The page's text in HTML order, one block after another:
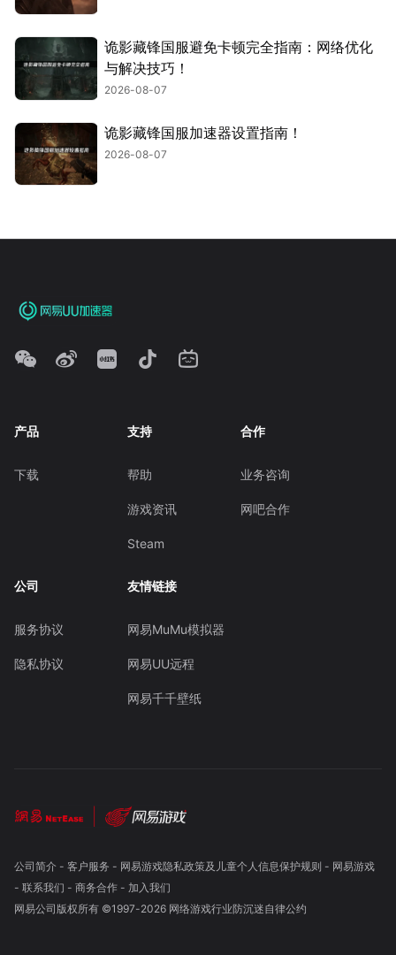
诡影藏锋国服避免卡顿完全指南：网络优化
与解决技巧！
2026-08-07
诡影藏锋国服加速器设置指南！
2026-08-07
产品
下载
支持
帮助
游戏资讯
Steam
合作
业务咨询
网吧合作
公司
服务协议
隐私协议
友情链接
网易MuMu模拟器
网易UU远程
网易千千壁纸
公司简介- 客户服务 - 网易游戏隐私政策及儿童个人信息保护规则 - 网易游戏
- 联系我们 - 商务合作- 加入我们
网易公司版权所有 ©1997-2026 网络游戏行业防沉迷自律公约